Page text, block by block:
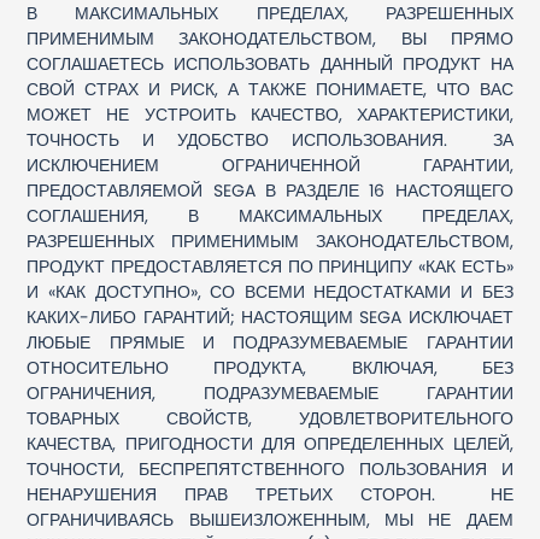
В МАКСИМАЛЬНЫХ ПРЕДЕЛАХ, РАЗРЕШЕННЫХ
ПРИМЕНИМЫМ ЗАКОНОДАТЕЛЬСТВОМ, ВЫ ПРЯМО
СОГЛАШАЕТЕСЬ ИСПОЛЬЗОВАТЬ ДАННЫЙ ПРОДУКТ НА
СВОЙ СТРАХ И РИСК, А ТАКЖЕ ПОНИМАЕТЕ, ЧТО ВАС
МОЖЕТ НЕ УСТРОИТЬ КАЧЕСТВО, ХАРАКТЕРИСТИКИ,
ТОЧНОСТЬ И УДОБСТВО ИСПОЛЬЗОВАНИЯ. ЗА
ИСКЛЮЧЕНИЕМ ОГРАНИЧЕННОЙ ГАРАНТИИ,
ПРЕДОСТАВЛЯЕМОЙ SEGA В РАЗДЕЛЕ 16 НАСТОЯЩЕГО
СОГЛАШЕНИЯ, В МАКСИМАЛЬНЫХ ПРЕДЕЛАХ,
РАЗРЕШЕННЫХ ПРИМЕНИМЫМ ЗАКОНОДАТЕЛЬСТВОМ,
ПРОДУКТ ПРЕДОСТАВЛЯЕТСЯ ПО ПРИНЦИПУ «КАК ЕСТЬ»
И «КАК ДОСТУПНО», СО ВСЕМИ НЕДОСТАТКАМИ И БЕЗ
КАКИХ-ЛИБО ГАРАНТИЙ; НАСТОЯЩИМ SEGA ИСКЛЮЧАЕТ
ЛЮБЫЕ ПРЯМЫЕ И ПОДРАЗУМЕВАЕМЫЕ ГАРАНТИИ
ОТНОСИТЕЛЬНО ПРОДУКТА, ВКЛЮЧАЯ, БЕЗ
ОГРАНИЧЕНИЯ, ПОДРАЗУМЕВАЕМЫЕ ГАРАНТИИ
ТОВАРНЫХ СВОЙСТВ, УДОВЛЕТВОРИТЕЛЬНОГО
КАЧЕСТВА, ПРИГОДНОСТИ ДЛЯ ОПРЕДЕЛЕННЫХ ЦЕЛЕЙ,
ТОЧНОСТИ, БЕСПРЕПЯТСТВЕННОГО ПОЛЬЗОВАНИЯ И
НЕНАРУШЕНИЯ ПРАВ ТРЕТЬИХ СТОРОН. НЕ
ОГРАНИЧИВАЯСЬ ВЫШЕИЗЛОЖЕННЫМ, МЫ НЕ ДАЕМ